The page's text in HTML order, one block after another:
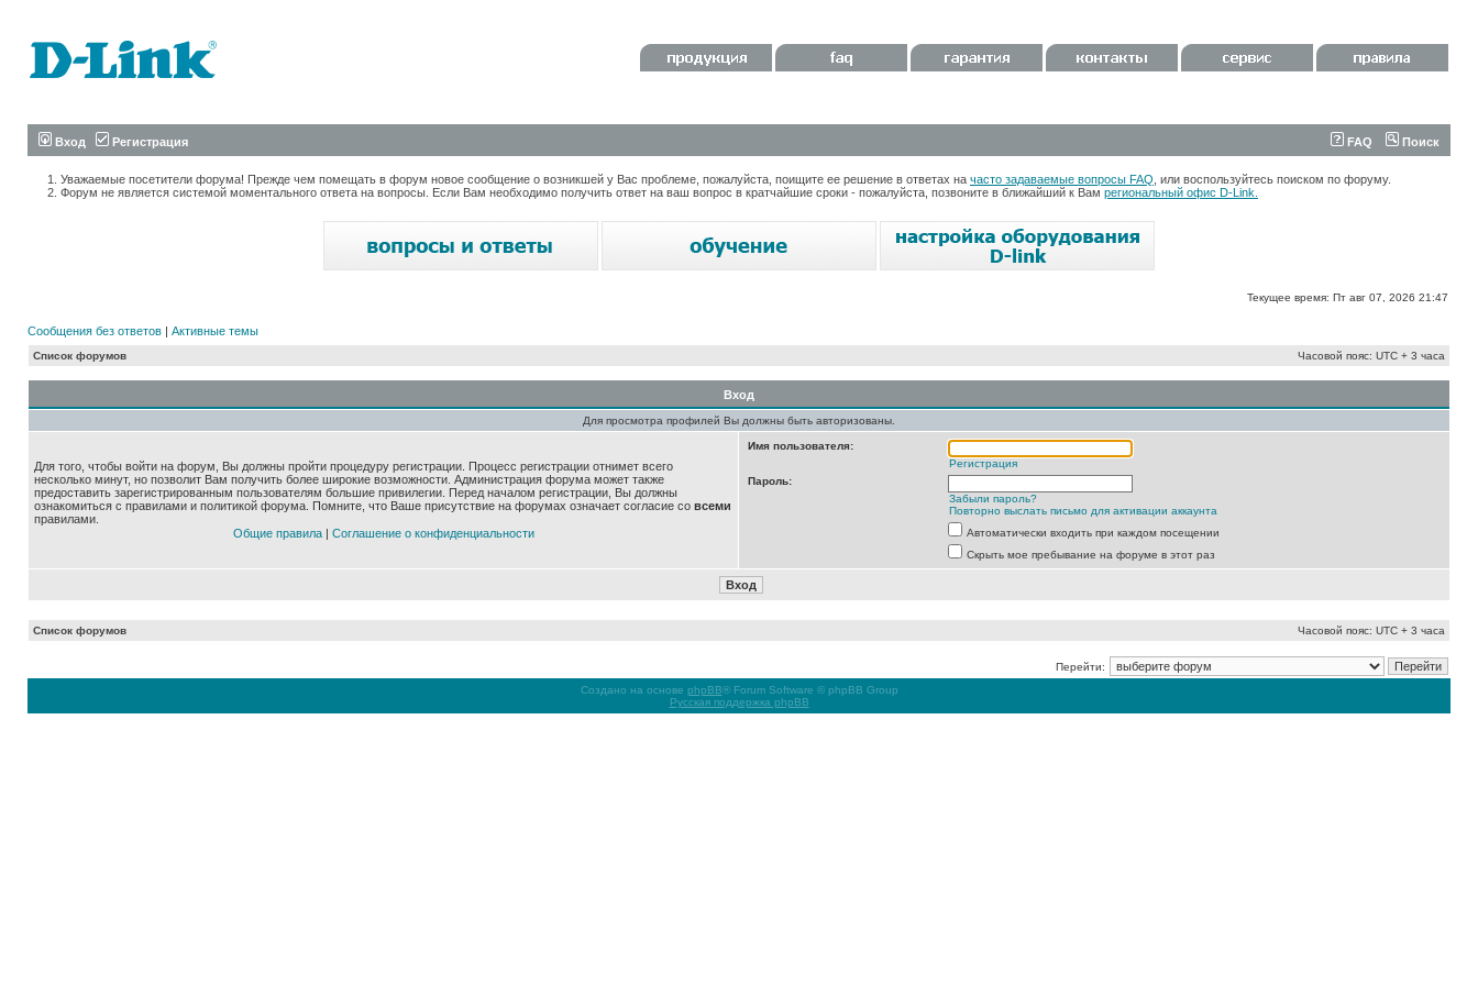
Вход Регистрация FAQ Поиск
Уважаемые посетители форума! Прежде чем помещать в форум новое сообщение о возникшей у Вас проблеме, пожалуйста, поищите ее решение в ответах на часто задаваемые вопросы FAQ , или воспользуйтесь поиском по форуму.
Форум не является системой моментального ответа на вопросы. Если Вам необходимо получить ответ на ваш вопрос в кратчайшие сроки - пожалуйста, позвоните в ближайший к Вам региональный офис D-Link.
Текущее время: Пт авг 07, 2026 21:47
Сообщения без ответов | Активные темы
Список форумов Часовой пояс: UTC + 3 часа
Вход
Для просмотра профилей Вы должны быть авторизованы.
Для того, чтобы войти на форум, Вы должны пройти процедуру регистрации. Процесс регистрации отнимет всего
несколько минут, но позволит Вам получить более широкие возможности. Администрация форума может также
предоставить зарегистрированным пользователям большие привилегии. Перед началом регистрации, Вы должны
ознакомиться с правилами и политикой форума. Помните, что Ваше присутствие на форумах означает согласие со всеми
правилами.
Общие правила| Соглашение о конфиденциальности
Имя пользователя:
Регистрация
Пароль:
Забыли пароль?
Повторно выслать письмо для активации аккаунта
Автоматически входить при каждом посещении
Скрыть мое пребывание на форуме в этот раз
Список форумов Часовой пояс: UTC + 3 часа
Перейти:
Создано на основе phpBB® Forum Software © phpBB Group
Русская поддержка phpBB